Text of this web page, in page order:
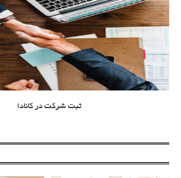
ثبت شرکت در کانادا